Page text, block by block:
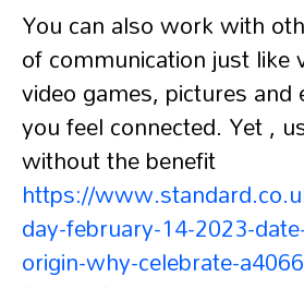
You can also work with
of communication just like
video games, pictures
you feel connected. Yet ,
without the benefit
https://
day-february-14-2023-
origin-why-celebrate-